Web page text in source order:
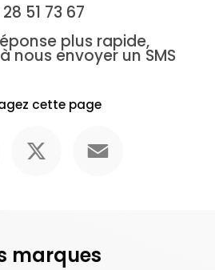
51 73 67
plus rapide,
nous envoyer un SMS
cette page
marques